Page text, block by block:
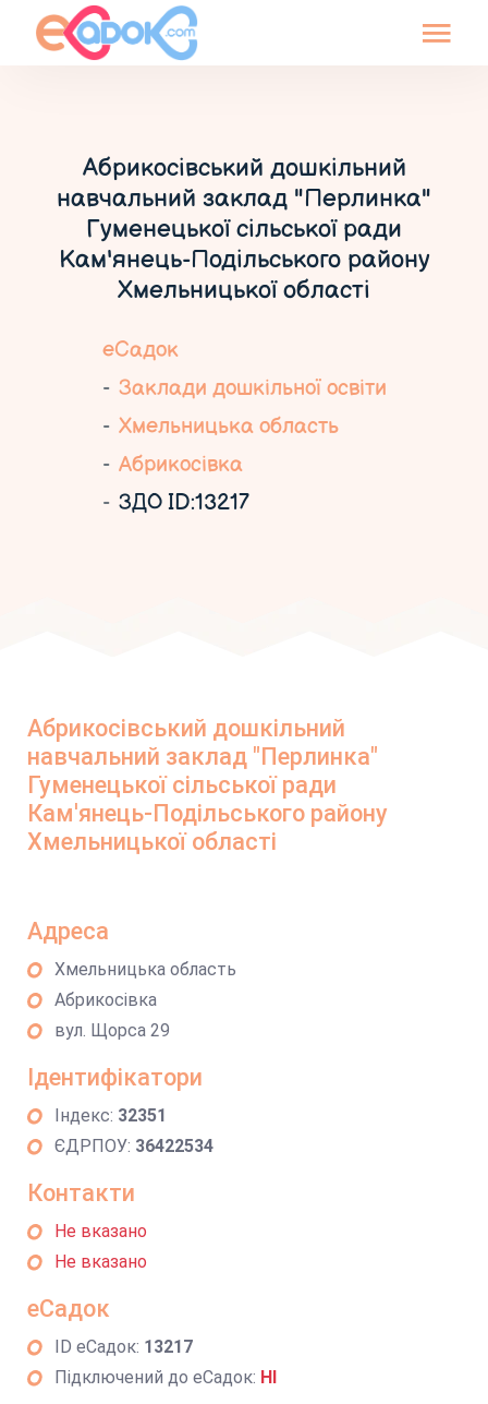
Абрикосівський дошкільний
навчальний заклад "Перлинка"
Гуменецької сільської ради
Кам'янець-Подільського району
Хмельницької області
еСадок
Заклади дошкільної освіти
Хмельницька область
Абрикосівка
ЗДО ID:13217
Абрикосівський дошкільний
навчальний заклад "Перлинка"
Гуменецької сільської ради
Кам'янець-Подільського району
Хмельницької області
Адреса
Хмельницька область
Абрикосівка
вул. Щорса 29
Ідентифікатори
Індекс: 32351
ЄДРПОУ: 36422534
Контакти
Не вказано
Не вказано
еСадок
ID еСадок: 13217
Підключений до еСадок: НІ